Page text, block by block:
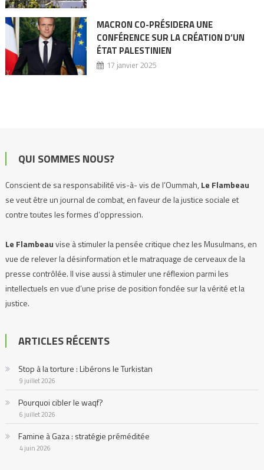
MACRON CO-PRÉSIDERA UNE
CONFÉRENCE SUR LA CRÉATION D’UN
ÉTAT PALESTINIEN
17 janvier 2025
QUI SOMMES NOUS?
Conscient de sa responsabilité vis-à- vis de l’Oummah,Le Flambeau
se veut être un journal de combat, en faveur de la justice sociale et
contre toutes les formes d’oppression.
Le Flambeauvise à stimuler la pensée critique chez les Musulmans, en
vue de relever la désinformation et le matraquage de cerveaux de la
presse contrôlée. Il vise aussi à stimuler une réflexion parmi les
intellectuels en vue d’une prise de position fondée sur la vérité et la
justice.
Le Flambeau
se propose d’exposer, de dénoncer toutes les injustices,
et prendre la défense de tous les peuples opprimés, où qu’ils soient.
Notre devise :
des suiveurs aveugles.
ARTICLES RÉCENTS
Stop à la torture : Libérons le Turkistan
9 juillet 2026
Pourquoi cibler le waqf?
6 juillet 2026
Famine à Gaza : stratégie préméditée
4 juin 2026